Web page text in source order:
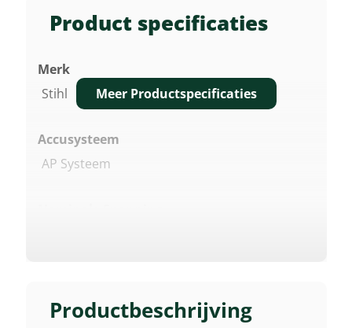
Productbeschrijving
Product specificaties
Merk
Stihl
Accusysteem
AP Systeem
4.80 AH
Meer Productspecificaties